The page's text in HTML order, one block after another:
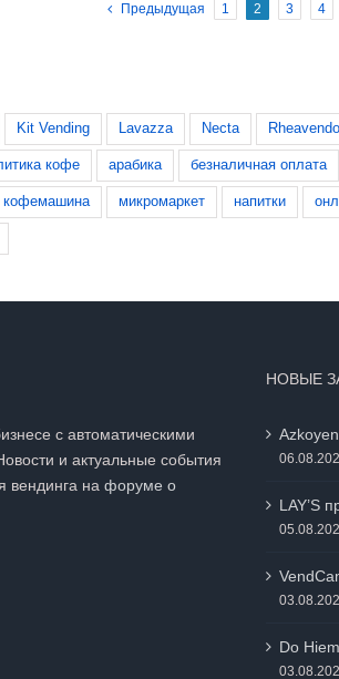
Предыдущая 1 2 3 4
Kit Vending Lavazza Necta
кофе арабика безналичная оплата
кофемашина микромаркет напитки
с автоматическими
и актуальные события
вендинга на форуме о
НОВЫЕ
LAY’S
Do